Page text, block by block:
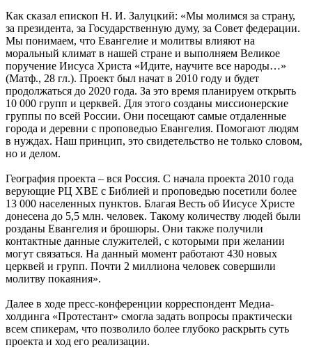
Как сказал епископ Н. И. Залуцкий: «Мы молимся за страну,
за президента, за Государственную думу, за Совет федерации.
Мы понимаем, что Евангелие и молитвы влияют на
моральный климат в нашей стране и выполняем Великое
поручение Иисуса Христа «Идите, научите все народы…»
(Матф., 28 гл.). Проект был начат в 2010 году и будет
продолжаться до 2020 года. За это время планируем открыть
10 000 групп и церквей. Для этого созданы миссионерские
группы по всей России. Они посещают самые отдаленные
города и деревни с проповедью Евангелия. Помогают людям
в нуждах. Наш принцип, это свидетельство не только словом,
но и делом.
География проекта – вся Россия. С начала проекта 2010 года
верующие РЦ ХВЕ с Библией и проповедью посетили более
13 000 населенных пунктов. Благая Весть об Иисусе Христе
донесена до 5,5 млн. человек. Такому количеству людей были
розданы Евангелия и брошюры. Они также получили
контактные данные служителей, с которыми при желании
могут связаться. На данный момент работают 430 новых
церквей и групп. Почти 2 миллиона человек совершили
молитву покаяния».
Далее в ходе пресс-конференции корреспондент Медиа-
холдинга «Протестант» смогла задать вопросы практически
всем спикерам, что позволило более глубоко раскрыть суть
проекта и ход его реализации.